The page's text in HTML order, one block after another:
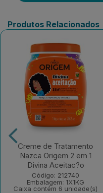
Produtos Relacionados
Creme de Tratamento
Nazca Origem 2 em 1
Divina Aceitac?o
Código: 212740
Embalagem: 1X1KG
Caixa contém 6 unidade(s)